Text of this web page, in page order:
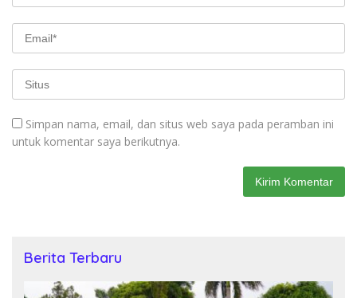
Simpan nama, email, dan situs web saya pada peramban ini
untuk komentar saya berikutnya.
Berita Terbaru